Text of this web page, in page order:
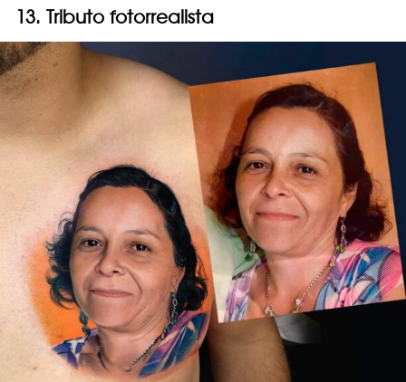
13. Tributo fotorrealista